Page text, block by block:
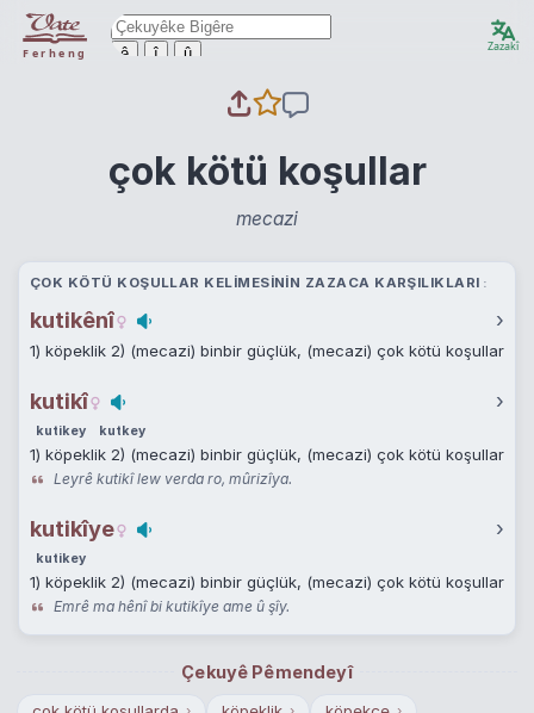
Ferheng ê î û Zazakî
çok kötü koşullar
mecazi
ÇOK KÖTÜ KOŞULLAR KELIMESININ ZAZACA KARŞILIKLARI
kutikênî ›
1) köpeklik 2) (mecazi) binbir güçlük, (mecazi) çok kötü koşullar
kutikî ›
kutikey kutkey
1) köpeklik 2) (mecazi) binbir güçlük, (mecazi) çok kötü koşullar
Leyrê kutikî lew verda ro, mûrizîya.
kutikîye ›
kutikey
1) köpeklik 2) (mecazi) binbir güçlük, (mecazi) çok kötü koşullar
Emrê ma hênî bi kutikîye ame û şîy.
Çekuyê Pêmendeyî